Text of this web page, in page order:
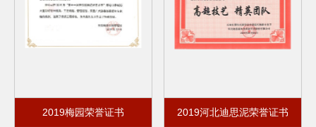
2019梅园荣誉证书 2019河北迪思泥荣誉证书